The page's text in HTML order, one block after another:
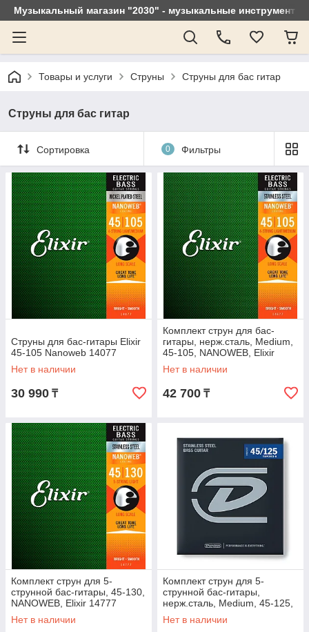
Музыкальный магазин "2030" - музыкальные
Товары и услуги Струны Струны для бас гитар
Струны для бас гитар
Сортировка 0 Фильтры
Струны для бас-гитары Elixir
45-105 Nanoweb 14077
Нет в наличии
30 990 ₸
Комплект струн для бас-
гитары, нерж.сталь, Medium,
45-105, NANOWEB, Elixir
14677
Нет в наличии
42 700 ₸
Комплект струн для 5-
струнной бас-гитары, 45-130,
NANOWEB, Elixir 14777
Нет в наличии
Комплект струн для 5-
струнной бас-гитары,
нерж.сталь, Medium, 45-125,
Dunlop DBS45125T
Нет в наличии